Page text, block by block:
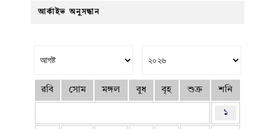
আর্কাইভ অনুসন্ধান
রবি সোম মঙ্গল বুধ বৃহ শুক্র শনি
১